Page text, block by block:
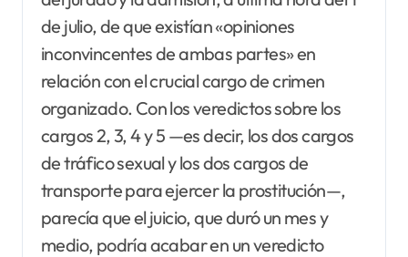
de julio, de que existían «opiniones
inconvincentes de ambas partes» en
relación con el crucial cargo de crimen
organizado. Con los veredictos sobre los
cargos 2, 3, 4 y 5 —es decir, los dos cargos
de tráfico sexual y los dos cargos de
transporte para ejercer la prostitución—,
parecía que el juicio, que duró un mes y
medio, podría acabar en un veredicto